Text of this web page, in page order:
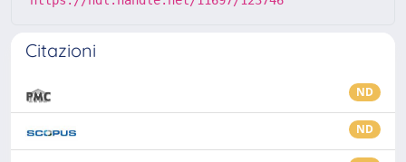
Citazioni
ND
ND